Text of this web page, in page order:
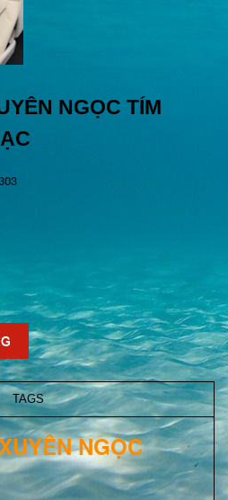
NGỌC TÍM
TAGS
NGỌC